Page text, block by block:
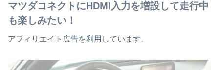
マツダコネクトにHDMI入力を増設して走行中
も楽しみたい！
アフィリエイト広告を利用しています。